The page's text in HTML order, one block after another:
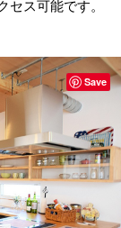
ス可能です。
Save